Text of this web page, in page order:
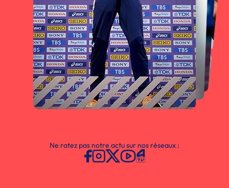
Ne ratez pas notre actu sur nos réseaux :